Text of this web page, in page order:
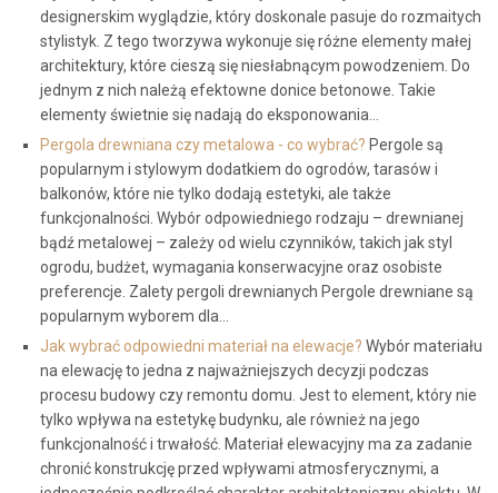
designerskim wyglądzie, który doskonale pasuje do rozmaitych
stylistyk. Z tego tworzywa wykonuje się różne elementy małej
architektury, które cieszą się niesłabnącym powodzeniem. Do
jednym z nich należą efektowne donice betonowe. Takie
elementy świetnie się nadają do eksponowania…
Pergola drewniana czy metalowa - co wybrać? Pergole są
popularnym i stylowym dodatkiem do ogrodów, tarasów i
balkonów, które nie tylko dodają estetyki, ale także
funkcjonalności. Wybór odpowiedniego rodzaju – drewnianej
bądź metalowej – zależy od wielu czynników, takich jak styl
ogrodu, budżet, wymagania konserwacyjne oraz osobiste
preferencje. Zalety pergoli drewnianych Pergole drewniane są
popularnym wyborem dla…
Jak wybrać odpowiedni materiał na elewacje? Wybór materiału
na elewację to jedna z najważniejszych decyzji podczas
procesu budowy czy remontu domu. Jest to element, który nie
tylko wpływa na estetykę budynku, ale również na jego
funkcjonalność i trwałość. Materiał elewacyjny ma za zadanie
chronić konstrukcję przed wpływami atmosferycznymi, a